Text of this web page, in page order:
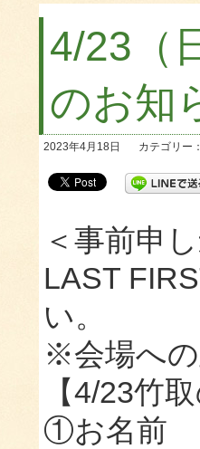
4/23（
のお知
2023年4月18日 カテゴリー：
＜事前申
LAST
い。
※会場へ
【4/23竹
①お名前